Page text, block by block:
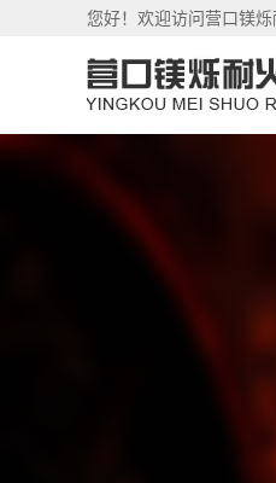
您好！欢迎访问营口镁